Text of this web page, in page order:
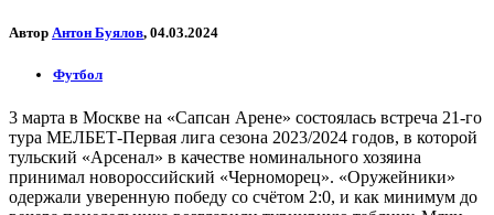
Автор Антон Буялов, 04.03.2024
Футбол
3 марта в Москве на «Сапсан Арене» состоялась встреча 21-го
тура МЕЛБЕТ-Первая лига сезона 2023/2024 годов, в которой
тульский «Арсенал» в качестве номинального хозяина
принимал новороссийский «Черноморец». «Оружейники»
одержали уверенную победу со счётом 2:0, и как минимум до